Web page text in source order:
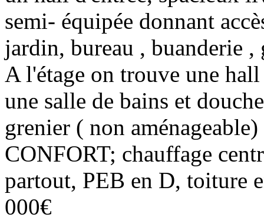
semi- équipée donnant
jardin, bureau , buanderie ,
A l'étage on trouve une
une salle de bains et
grenier ( non
CONFORT; chauffage
partout, PEB en D, toiture
000€